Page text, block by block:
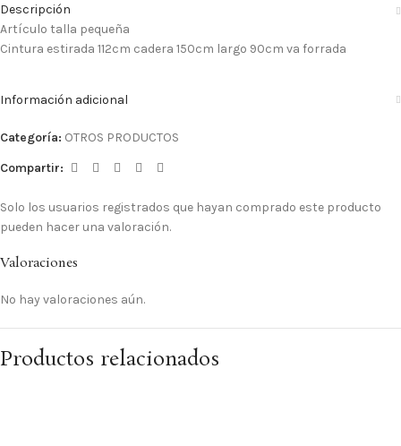
Descripción
Artículo talla pequeña
Cintura estirada 112cm cadera 150cm largo 90cm va forrada
Información adicional
Categoría: OTROS PRODUCTOS
Compartir:
Valoraciones
No hay valoraciones aún.
Solo los usuarios registrados que hayan comprado este producto
pueden hacer una valoración.
Productos relacionados